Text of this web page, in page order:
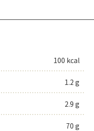
100 kcal
1.2 g
2.9 g
70 g